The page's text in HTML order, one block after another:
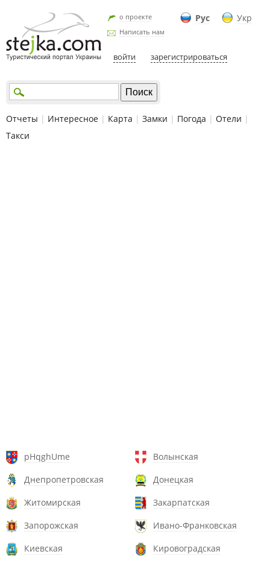
Рус Укр
о проекте
Написать нам
войти зарегистрироваться
Отчеты | Интересное | Карта | Замки | Погода | Отели |
Такси
pHqghUme
Волынская
Днепропетровская
Донецкая
Житомирская
Закарпатская
Запорожская
Ивано-Франковская
Киевская
Кировоградская